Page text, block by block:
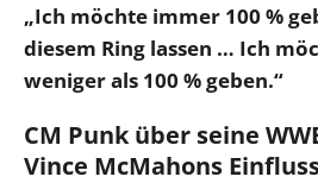
„Ich möchte immer 100 %
diesem Ring lassen … Ich
weniger als 100 % geben.“
CM Punk über seine
Vince McMahons